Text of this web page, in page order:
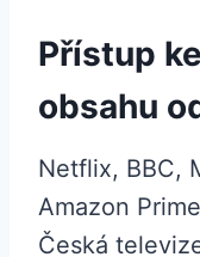
Přístup
obsahu
Netflix, BBC,
Amazon
Česká